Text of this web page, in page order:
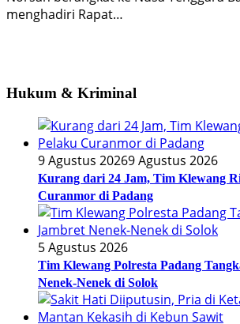
menghadiri Rapat…
Hukum & Kriminal
9 Agustus 20269 Agustus 2026
Kurang dari 24 Jam, Tim Klewang
Curanmor di Padang
5 Agustus 2026
Tim Klewang Polresta Padang
Nenek-Nenek di Solok